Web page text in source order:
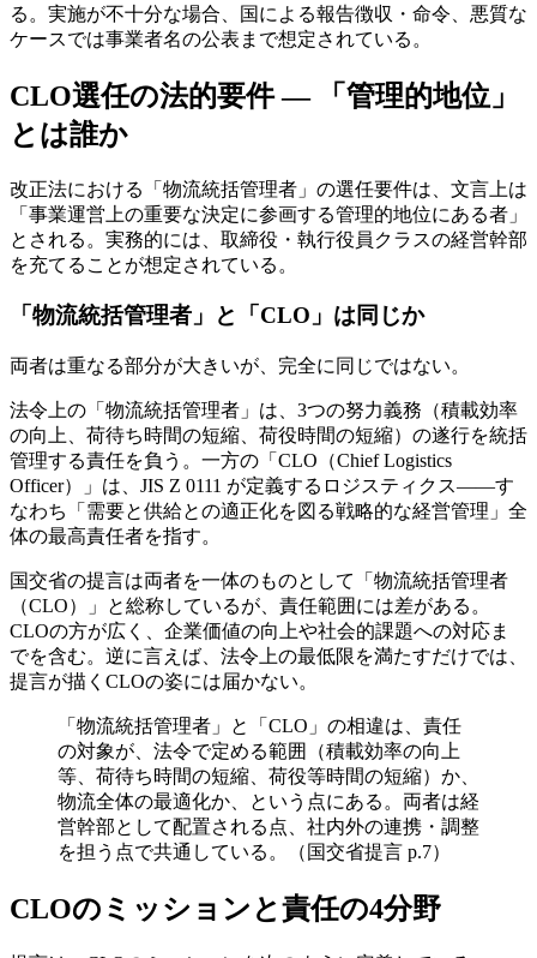
る。実施が不十分な場合、国による報告徴収・命令、悪質な
ケースでは事業者名の公表まで想定されている。
CLO選任の法的要件 — 「管理的地位」
とは誰か
改正法における「物流統括管理者」の選任要件は、文言上は
「事業運営上の重要な決定に参画する管理的地位にある者」
とされる。実務的には、取締役・執行役員クラスの経営幹部
を充てることが想定されている。
「物流統括管理者」と「CLO」は同じか
両者は重なる部分が大きいが、完全に同じではない。
法令上の「物流統括管理者」は、3つの努力義務（積載効率
の向上、荷待ち時間の短縮、荷役時間の短縮）の遂行を統括
管理する責任を負う。一方の「CLO（Chief Logistics
Officer）」は、JIS Z 0111 が定義するロジスティクス――す
なわち「需要と供給との適正化を図る戦略的な経営管理」全
体の最高責任者を指す。
国交省の提言は両者を一体のものとして「物流統括管理者
（CLO）」と総称しているが、責任範囲には差がある。
CLOの方が広く、企業価値の向上や社会的課題への対応ま
でを含む。逆に言えば、法令上の最低限を満たすだけでは、
提言が描くCLOの姿には届かない。
「物流統括管理者」と「CLO」の相違は、責任
の対象が、法令で定める範囲（積載効率の向上
等、荷待ち時間の短縮、荷役等時間の短縮）か、
物流全体の最適化か、という点にある。両者は経
営幹部として配置される点、社内外の連携・調整
を担う点で共通している。（国交省提言 p.7）
CLOのミッションと責任の4分野